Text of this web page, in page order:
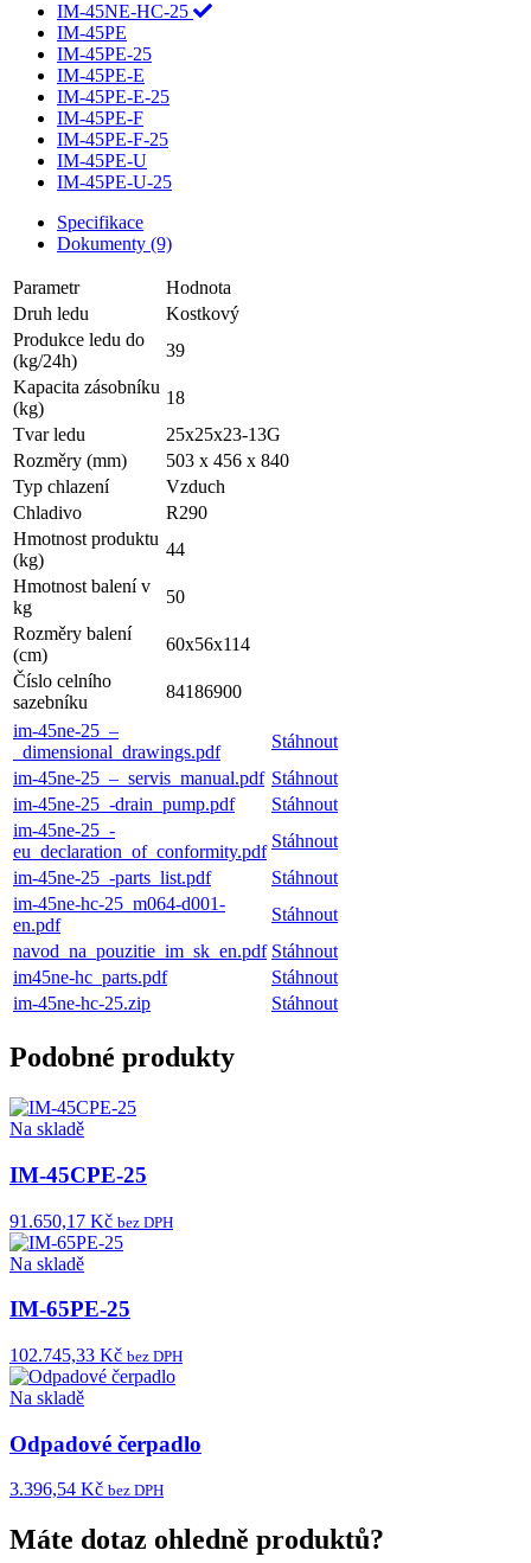
IM-45NE-HC-25
IM-45PE
IM-45PE-25
IM-45PE-E
IM-45PE-E-25
IM-45PE-F
IM-45PE-F-25
IM-45PE-U
IM-45PE-U-25
Specifikace
Dokumenty (9)
Parametr
Hodnota
Druh ledu
Kostkový
Produkce ledu do
(kg/24h)
39
Kapacita zásobníku
(kg)
18
Tvar ledu
25x25x23-13G
Rozměry (mm)
503 x 456 x 840
Typ chlazení
Vzduch
Chladivo
R290
Hmotnost produktu
(kg)
44
Hmotnost balení v
kg
50
Rozměry balení
(cm)
60x56x114
Číslo celního
sazebníku
84186900
im-45ne-25_–
_dimensional_drawings.pdf
Stáhnout
im-45ne-25_–_servis_manual.pdf Stáhnout
im-45ne-25_-drain_pump.pdf
Stáhnout
im-45ne-25_-
eu_declaration_of_conformity.pdf
Stáhnout
im-45ne-25_-parts_list.pdf
Stáhnout
im-45ne-hc-25_m064-d001-
en.pdf
Stáhnout
navod_na_pouzitie_im_sk_en.pdf Stáhnout
im45ne-hc_parts.pdf
Stáhnout
im-45ne-hc-25.zip
Stáhnout
Podobné produkty
Na skladě
IM-45CPE-25
91.650,17 Kč bez DPH
Na skladě
IM-65PE-25
102.745,33 Kč bez DPH
Na skladě
Odpadové čerpadlo
3.396,54 Kč bez DPH
Máte dotaz ohledně produktů?